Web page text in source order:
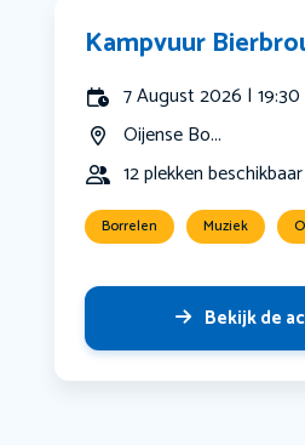
Kampvuur
7 August 2026 | 19:30
Oijense Bo...
12 plekken beschikbaar
Borrelen Muziek
Bekijk de